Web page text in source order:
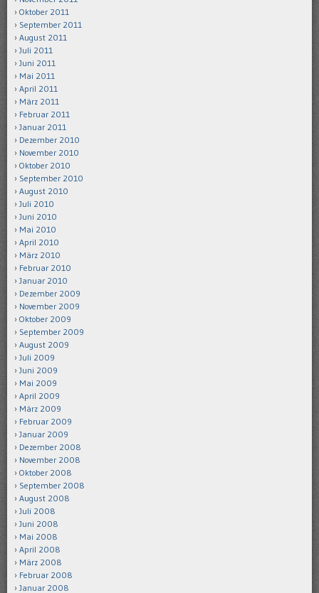
Oktober 2011
September 2011
August 2011
Juli 2011
Juni 2011
Mai 2011
April 2011
März 2011
Februar 2011
Januar 2011
Dezember 2010
November 2010
Oktober 2010
September 2010
August 2010
Juli 2010
Juni 2010
Mai 2010
April 2010
März 2010
Februar 2010
Januar 2010
Dezember 2009
November 2009
Oktober 2009
September 2009
August 2009
Juli 2009
Juni 2009
Mai 2009
April 2009
März 2009
Februar 2009
Januar 2009
Dezember 2008
November 2008
Oktober 2008
September 2008
August 2008
Juli 2008
Juni 2008
Mai 2008
April 2008
März 2008
Februar 2008
Januar 2008